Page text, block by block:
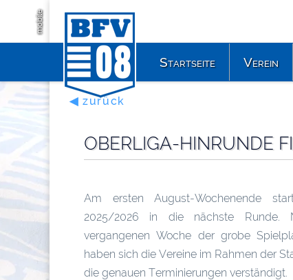
mobile
◀ zurück
OBERLIGA-HINRUNDE
Am ersten August-Wochenende
2025/2026 in die nächste Runde.
vergangenen Woche der grobe
haben sich die Vereine im Rahmen der
die genauen Terminierungen verständigt.
Startseite Verein